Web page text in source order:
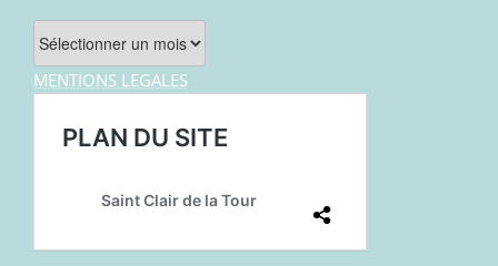
Archives
MENTIONS LEGALES